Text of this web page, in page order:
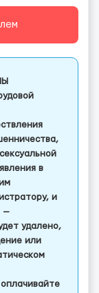
в
и
—
удалено,
или